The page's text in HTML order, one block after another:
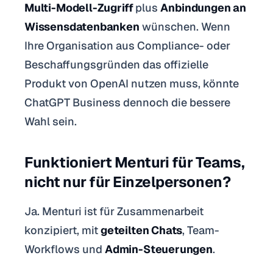
Multi-Modell-ZugriffplusAnbindungen an
Wissensdatenbanken wünschen. Wenn
Ihre Organisation aus Compliance- oder
Beschaffungsgründen das offizielle
Produkt von OpenAI nutzen muss, könnte
ChatGPT Business dennoch die bessere
Wahl sein.
Funktioniert Menturi für Teams,
nicht nur für Einzelpersonen?
Ja. Menturi ist für Zusammenarbeit
konzipiert, mitgeteilten Chats, Team-
Workflows und Admin-Steuerungen.